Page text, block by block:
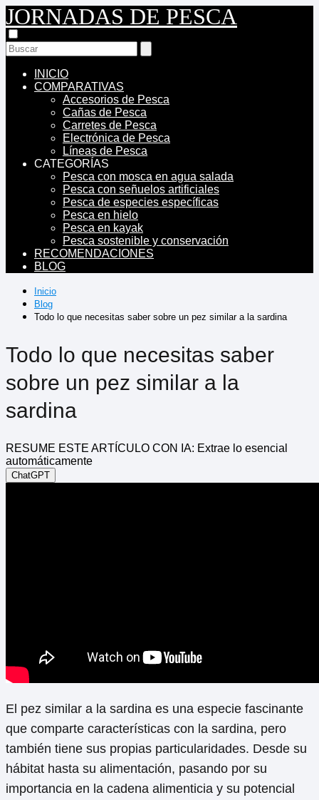
JORNADAS DE PESCA
INICIO
COMPARATIVAS
Accesorios de Pesca
Cañas de Pesca
Carretes de Pesca
Electrónica de Pesca
Líneas de Pesca
CATEGORÍAS
Pesca con mosca en agua salada
Pesca con señuelos artificiales
Pesca de especies específicas
Pesca en hielo
Pesca en kayak
Pesca sostenible y conservación
RECOMENDACIONES
BLOG
Inicio
Blog
Todo lo que necesitas saber sobre un pez similar a la sardina
Todo lo que necesitas saber
sobre un pez similar a la
sardina
RESUME ESTE ARTÍCULO CON IA: Extrae lo esencial
automáticamente
ChatGPT
El pez similar a la sardina es una especie fascinante
que comparte características con la sardina, pero
también tiene sus propias particularidades. Desde su
hábitat hasta su alimentación, pasando por su
importancia en la cadena alimenticia y su potencial